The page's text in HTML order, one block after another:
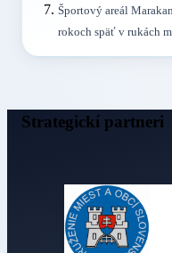
Športový areál
rokoch späť v rukách
Strategickí partneri